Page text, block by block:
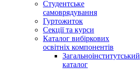
Студентське
самоврядування
Гуртожиток
Секції та курси
Каталог вибіркових
освітніх компонентів
Загальноінститутський
каталог